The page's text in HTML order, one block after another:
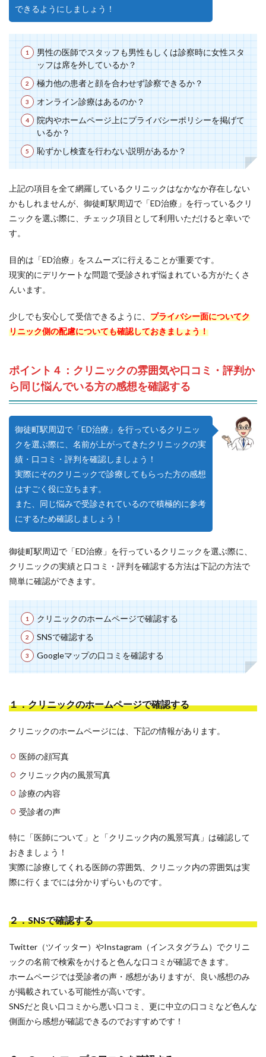
できるようにしましょう！
男性の医師でスタッフも男性もしくは診察時に女性スタ
ッフは席を外しているか？
極力他の患者と顔を合わせず診察できるか？
オンライン診療はあるのか？
院内やホームページ上にプライバシーポリシーを掲げて
いるか？
恥ずかし検査を行わない説明があるか？
上記の項目を全て網羅しているクリニックはなかなか存在しない
かもしれませんが、御徒町駅周辺で「ED治療」を行っているクリ
ニックを選ぶ際に、チェック項目として利用いただけると幸いで
す。
目的は「ED治療」をスムーズに行えることが重要です。
現実的にデリケートな問題で受診されず悩まれている方がたくさ
んいます。
少しでも安心して受信できるように、 プライバシー面についてク
リニック側の配慮についても確認しておきましょう！
ポイント４：クリニックの雰囲気や口コミ・評判か
ら同じ悩んでいる方の感想を確認する
御徒町駅周辺で「ED治療」を行っているクリニッ
クを選ぶ際に、名前が上がってきたクリニックの実
績・口コミ・評判を確認しましょう！
実際にそのクリニックで診療してもらった方の感想
はすごく役に立ちます。
また、同じ悩みで受診されているので積極的に参考
にするため確認しましょう！
御徒町駅周辺で「ED治療」を行っているクリニックを選ぶ際に、
クリニックの実績と口コミ・評判を確認する方法は下記の方法で
簡単に確認ができます。
クリニックのホームページで確認する
SNSで確認する
Googleマップの口コミを確認する
１．クリニックのホームページで確認する
クリニックのホームページには、下記の情報があります。
医師の顔写真
クリニック内の風景写真
診療の内容
受診者の声
特に「医師について」と「クリニック内の風景写真」は確認して
おきましょう！
実際に診療してくれる医師の雰囲気、クリニック内の雰囲気は実
際に行くまでには分かりずらいものです。
２．SNSで確認する
Twitter（ツイッター）やInstagram（インスタグラム）でクリニ
ックの名前で検索をかけると色んな口コミが確認できます。
ホームページでは受診者の声・感想がありますが、良い感想のみ
が掲載されている可能性が高いです。
SNSだと良い口コミから悪い口コミ、更に中立の口コミなど色んな
側面から感想が確認できるのでおすすめです！